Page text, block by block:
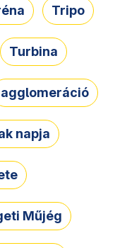
Tripo
Turbina
agglomeráció
napja
Műjég